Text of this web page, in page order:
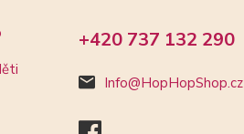
+420 737 132 290
Info@HopHopShop.cz